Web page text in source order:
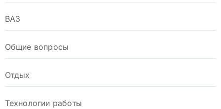
ВАЗ
Общие вопросы
Отдых
Технологии работы